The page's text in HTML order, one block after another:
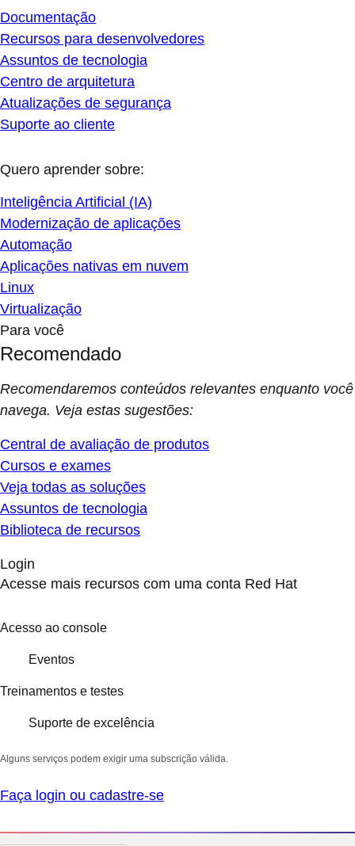
Documentação
Recursos para desenvolvedores
Assuntos de tecnologia
Centro de arquitetura
Atualizações de segurança
Suporte ao cliente
Quero aprender sobre:
Inteligência Artificial (IA)
Modernização de aplicações
Automação
Aplicações nativas em nuvem
Linux
Virtualização
Para você
Recomendado
Recomendaremos conteúdos relevantes enquanto você
navega. Veja estas sugestões:
Central de avaliação de produtos
Cursos e exames
Veja todas as soluções
Assuntos de tecnologia
Biblioteca de recursos
Login
Acesse mais recursos com uma conta Red Hat
Acesso ao console
Eventos
Treinamentos e testes
Suporte de excelência
Alguns serviços podem exigir uma subscrição válida.
Faça login ou cadastre-se